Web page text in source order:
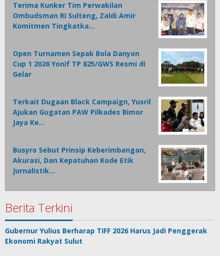
Terima Kunker Tim Perwakilan
Ombudsman RI Sulteng, Zaldi Amir
Komitmen Tingkatka…
Open Turnamen Sepak Bola Danyon
Cup 1 2026 Yonif TP 825/GWS Resmi di
Gelar
Terkait Dugaan Black Campaign, Yusril
Ajukan Gugatan PAW Pilkades Bimor
Jaya Ke…
Busyro Sebut Prinsip Keberimbangan,
Akurasi, Dan Kepatuhan Kode Etik
Jurnalistik…
Berita Terkini
Gubernur Yulius Berharap TIFF 2026 Harus Jadi Penggerak
Ekonomi Rakyat Sulut